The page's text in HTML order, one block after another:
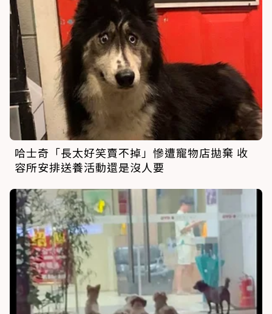
哈士奇「長太好笑賣不掉」慘遭寵物店拋棄 收
容所安排送養活動還是沒人要